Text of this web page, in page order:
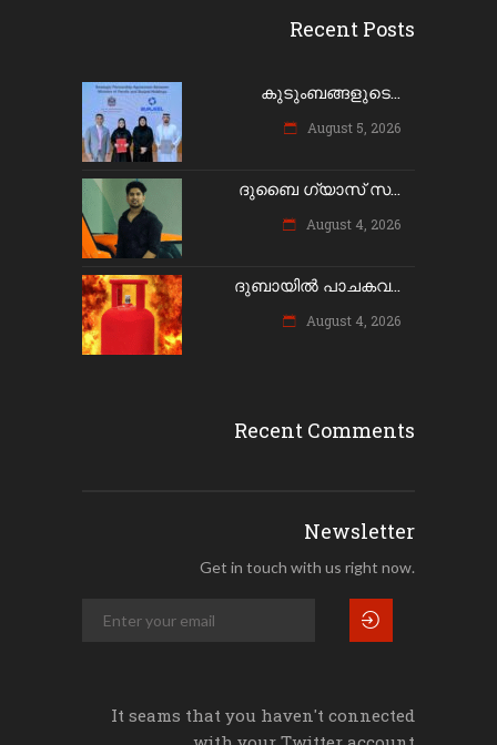
Recent Posts
കുടുംബങ്ങളുടെ...
August 5, 2026
ദുബൈ ഗ്യാസ് സ...
August 4, 2026
ദുബായിൽ പാചകവ...
August 4, 2026
Recent Comments
Newsletter
Get in touch with us right now.
It seams that you haven't connected